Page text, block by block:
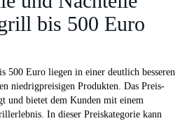
bis 500 Euro
500 Euro liegen in einer deutlich besseren
niedrigpreisigen Produkten. Das Preis-
und bietet dem Kunden mit einem
In dieser Preiskategorie kann